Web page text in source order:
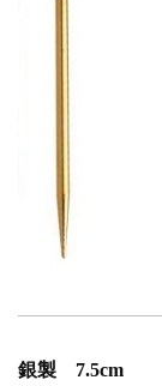
銀製 7.5cm